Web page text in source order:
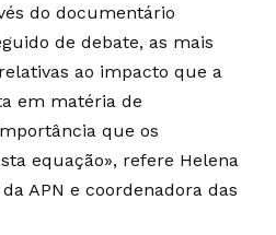
do documentário
de debate, as mais
ao impacto que a
em matéria de
que os
equação», refere Helena
APN e coordenadora das